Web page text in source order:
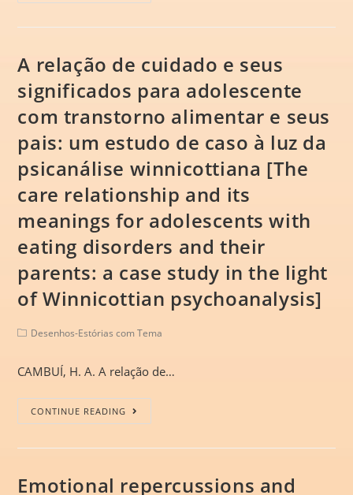
A relação de cuidado e seus
significados para adolescente
com transtorno alimentar e seus
pais: um estudo de caso à luz da
psicanálise winnicottiana [The
care relationship and its
meanings for adolescents with
eating disorders and their
parents: a case study in the light
of Winnicottian psychoanalysis]
Desenhos-Estórias com Tema
CAMBUÍ, H. A. A relação de…
CONTINUE READING
Emotional repercussions and